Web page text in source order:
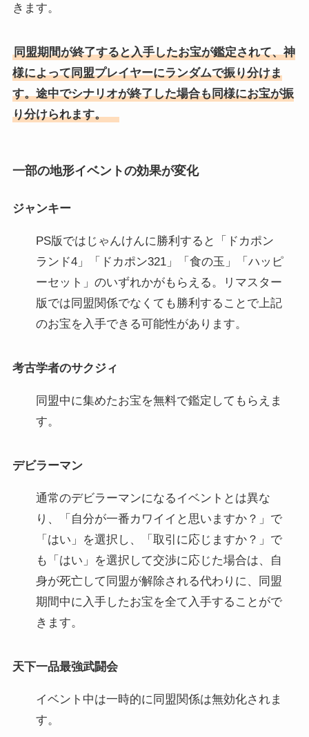
きます。
同盟期間が終了すると入手したお宝が鑑定されて、神
様によって同盟プレイヤーにランダムで振り分けま
す。途中でシナリオが終了した場合も同様にお宝が振
り分けられます。
一部の地形イベントの効果が変化
ジャンキー
PS版ではじゃんけんに勝利すると「ドカポン
ランド4」「ドカポン321」「食の玉」「ハッピ
ーセット」のいずれかがもらえる。リマスター
版では同盟関係でなくても勝利することで上記
のお宝を入手できる可能性があります。
考古学者のサクジィ
同盟中に集めたお宝を無料で鑑定してもらえま
す。
デビラーマン
通常のデビラーマンになるイベントとは異な
り、「自分が一番カワイイと思いますか？」で
「はい」を選択し、「取引に応じますか？」で
も「はい」を選択して交渉に応じた場合は、自
身が死亡して同盟が解除される代わりに、同盟
期間中に入手したお宝を全て入手することがで
きます。
天下一品最強武闘会
イベント中は一時的に同盟関係は無効化されま
す。